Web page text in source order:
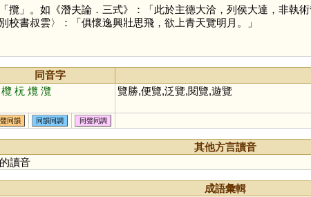
攬」。如《潛夫論．三式》：「此於主德大洽，列侯大達，非執
校書叔雲〉：「俱懷逸興壯思飛，欲上青天覽明月。」
同音字
欖 杬 爦 灠 覽勝,便覽,泛覽,閱覽,遊覽
聲同韻 同韻同調 同聲同調
其他方言讀音
讀音
成語彙輯